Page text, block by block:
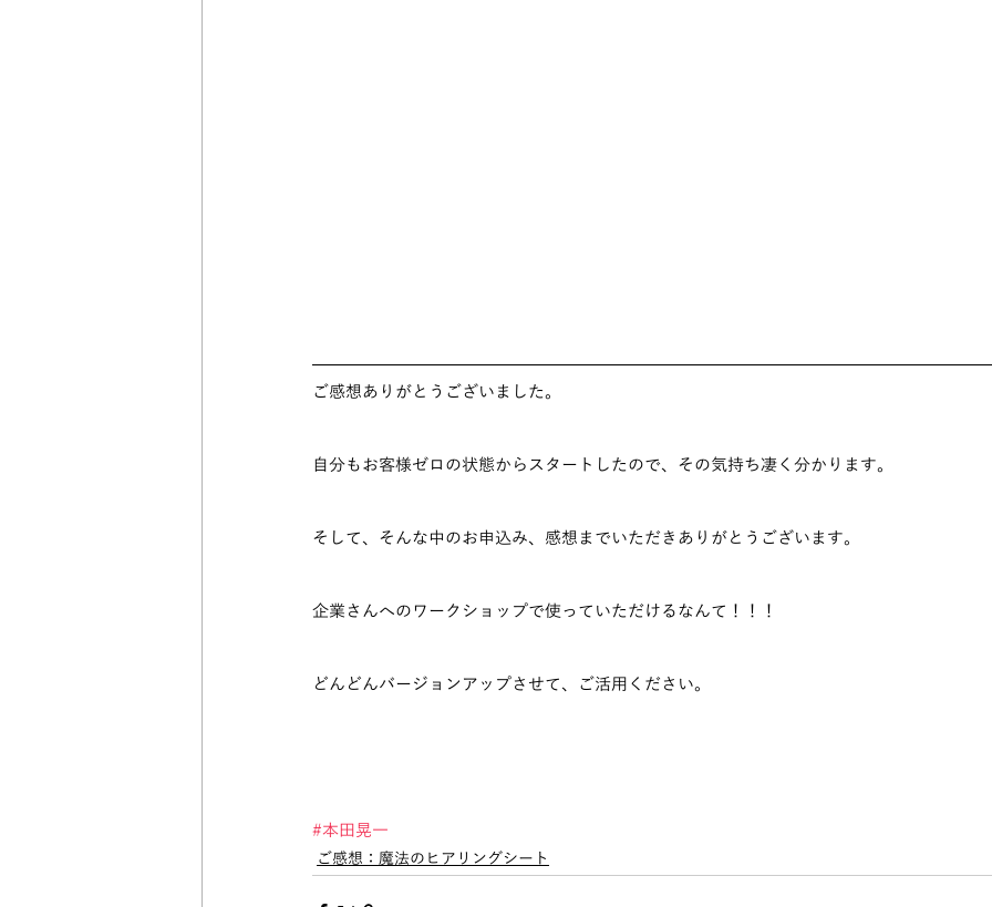
ご感想ありがとうございました。
自分もお客様ゼロの状態からスタートしたので、その気持ち凄く分かります。
そして、そんな中のお申込み、感想までいただきありがとうございます。
企業さんへのワークショップで使っていただけるなんて！！！
どんどんバージョンアップさせて、ご活用ください。
#本田晃一
ご感想：魔法のヒアリングシート